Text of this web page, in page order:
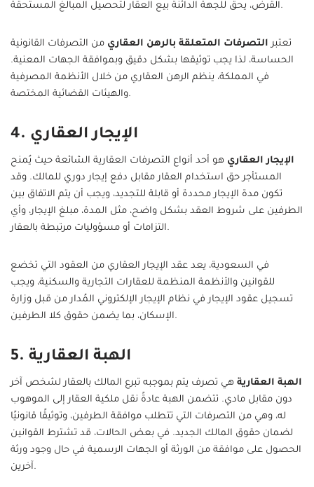
القرض، يحق للجهة الدائنة بيع العقار لتحصيل المبالغ المستحقة.
تعتبر التصرفات المتعلقة بالرهن العقاري من التصرفات القانونية
الحساسة، لذا يجب توثيقها بشكل دقيق وبموافقة الجهات المعنية.
في المملكة، ينظم الرهن العقاري من خلال الأنظمة المصرفية
والهيئات القضائية المختصة.
4. الإيجار العقاري
الإيجار العقاري هو أحد أنواع التصرفات العقارية الشائعة حيث يُمنح
المستأجر حق استخدام العقار مقابل دفع إيجار دوري للمالك. وقد
تكون مدة الإيجار محددة أو قابلة للتجديد، ويجب أن يتم الاتفاق بين
الطرفين على شروط العقد بشكل واضح، مثل المدة، مبلغ الإيجار، وأي
التزامات أو مسؤوليات مرتبطة بالعقار.
في السعودية، يعد عقد الإيجار العقاري من العقود التي تخضع
للقوانين والأنظمة المنظمة للعقارات التجارية والسكنية، ويجب
تسجيل عقود الإيجار في نظام الإيجار الإلكتروني المُدار من قبل وزارة
الإسكان، بما يضمن حقوق كلا الطرفين.
5. الهبة العقارية
الهبة العقارية هي تصرف يتم بموجبه تبرع المالك بالعقار لشخص آخر
دون مقابل مادي. تتضمن الهبة عادةً نقل ملكية العقار إلى الموهوب
له، وهي من التصرفات التي تتطلب موافقة الطرفين، وتوثيقًا قانونيًا
لضمان حقوق المالك الجديد. في بعض الحالات، قد تشترط القوانين
الحصول على موافقة من الورثة أو الجهات الرسمية في حال وجود ورثة
آخرين.